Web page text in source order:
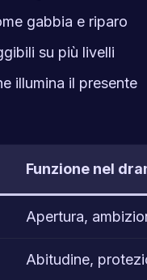
gabbia e riparo
su più livelli
illumina il presente
Funzione nel
Apertura,
Abitudine,